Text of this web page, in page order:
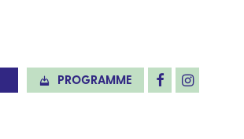
PROGRAMME